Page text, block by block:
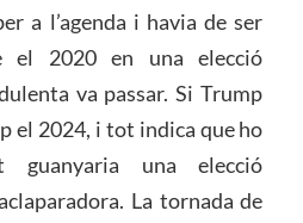
a l’agenda i havia de ser
el 2020 en una elecció
va passar. Si Trump
el 2024, i tot indica que ho
guanyaria una elecció
La tornada de